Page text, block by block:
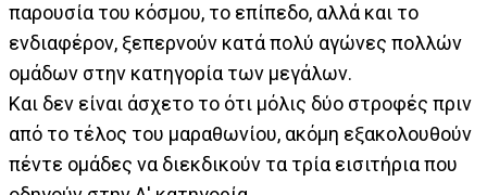
παρουσία του κόσμου, το επίπεδο, αλλά και το
ενδιαφέρον, ξεπερνούν κατά πολύ αγώνες πολλών
ομάδων στην κατηγορία των μεγάλων.
Και δεν είναι άσχετο το ότι μόλις δύο στροφές πριν
από το τέλος του μαραθωνίου, ακόμη εξακολουθούν
πέντε ομάδες να διεκδικούν τα τρία εισιτήρια που